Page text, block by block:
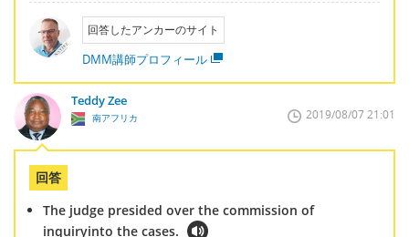
回答したアンカーのサイト
DMM講師プロフィール
Teddy Zee
南アフリカ 2019/08/07 21:01
回答
The judge presided over the commission of
inquiryinto the cases.